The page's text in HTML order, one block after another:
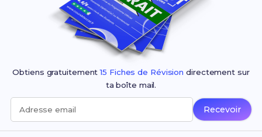
Obtiens gratuitement15 Fiches de Révision directement sur
ta boîte mail.
Adresse email Recevoir